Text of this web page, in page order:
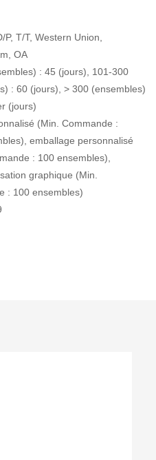
P, T/T, Western Union,
OA
: 45 (jours), 101-300
: 60 (jours), > 300 (ensembles)
(jours)
(Min. Commande :
emballage personnalisé
: 100 ensembles),
graphique (Min.
: 100 ensembles)